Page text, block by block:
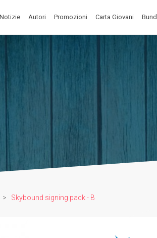
Notizie Autori Promozioni Carta Giovani
> Skybound signing pack - B